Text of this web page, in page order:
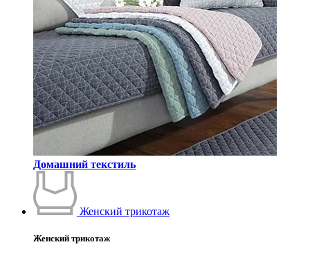
Домашний текстиль
Женский трикотаж
Женский трикотаж